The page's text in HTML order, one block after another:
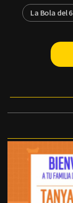
La Bola del 6